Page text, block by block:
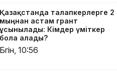
болжамы
Полиция
қазақстандық
жүргізушілерге
Қазақстанда талапкерлерге 2
мыңнан астам грант
ұсынылады: Кімдер үміткер
бола алады?
Бүгін, 10:56